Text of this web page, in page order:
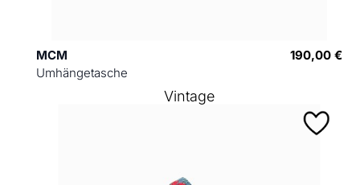
MCM
Umhängetasche
190,00 €
Vintage